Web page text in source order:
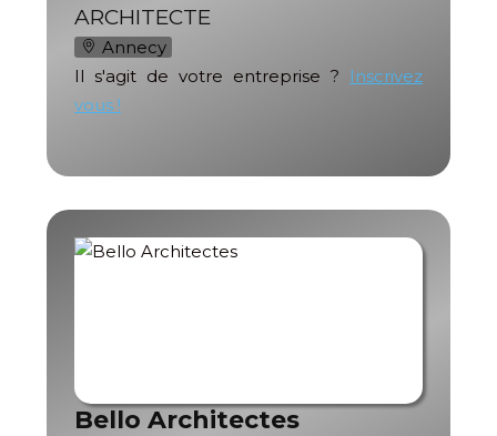
ARCHITECTE
Annecy
Il s'agit de votre entreprise ?
Inscrivez
vous !
Bello Architectes